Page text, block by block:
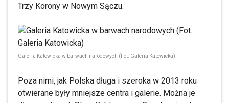
Trzy Korony w Nowym Sączu.
Galeria Katowicka w barwach narodowych (Fot. Galeria Katowicka)
Poza nimi, jak Polska długa i szeroka w 2013 roku
otwierane były mniejsze centra i galerie. Można je